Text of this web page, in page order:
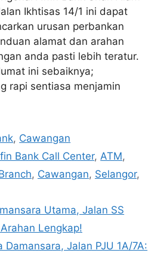
Ikhtisas 14/1 ini dapat
urusan perbankan
alamat dan arahan
anda pasti lebih teratur.
ini sebaiknya;
rapi sentiasa menjamin
, Cawangan
Bank Call Center, ATM,
, Cawangan, Selangor,
Utama, Jalan SS
Lengkap!
Damansara, Jalan PJU 1A/7A: